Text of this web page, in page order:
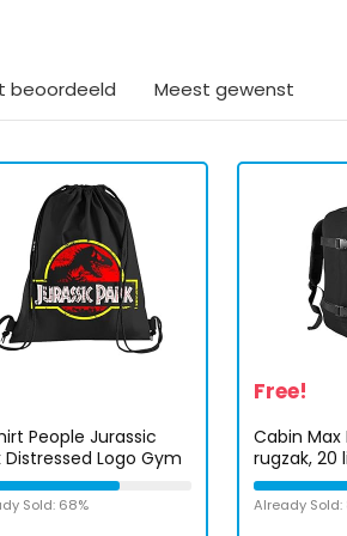
beoordeeld Meest gewenst
People Jurassic
Distressed Logo Gym
Printed Bag – A
Drawstring Gym
Sold: 68%
Free!
Cabin Max
rugzak, 20
40x20x25
Already Sold: